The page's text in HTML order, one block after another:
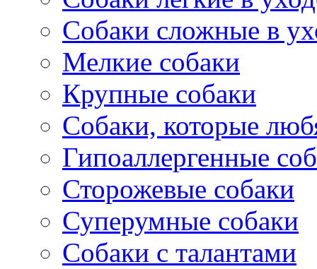
Собаки сложные в
Мелкие собаки
Крупные собаки
Собаки, которые
Гипоаллергенные
Сторожевые собаки
Суперумные собаки
Собаки с талантами